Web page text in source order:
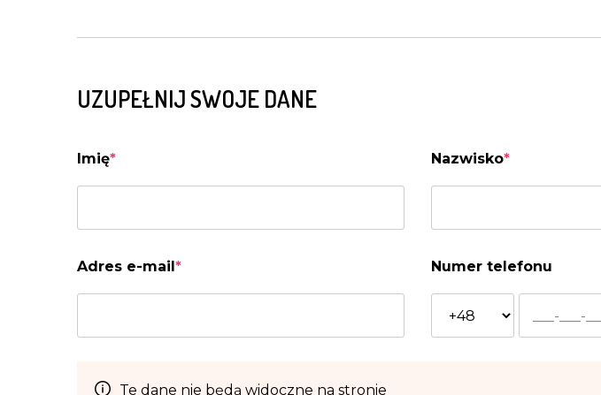
UZUPEŁNIJ SWOJE DANE
Imię* Nazwisko*
Adres e-mail* Numer telefonu
Te dane nie będą widoczne na stronie